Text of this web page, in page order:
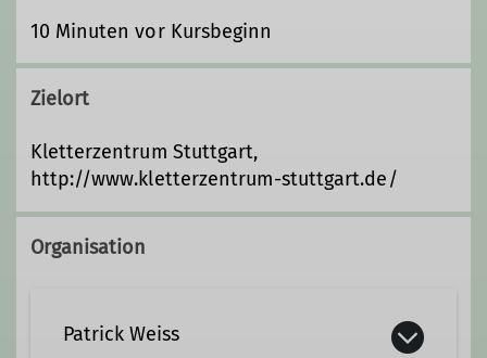
10 Minuten vor Kursbeginn
Zielort
Kletterzentrum Stuttgart,
http://www.kletterzentrum-stuttgart.de/
Organisation
Patrick Weiss